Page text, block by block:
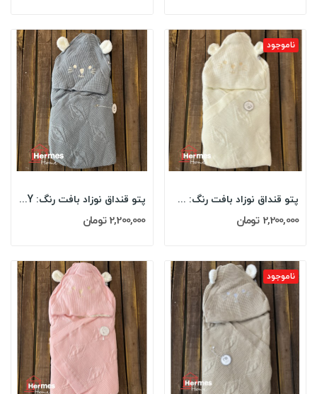
ناموجود
پتو قنداق نوزاد بافت رنگ: KREM
2,200,000 تومان
پتو قنداق نوزاد بافت رنگ: GRAY
2,200,000 تومان
ناموجود